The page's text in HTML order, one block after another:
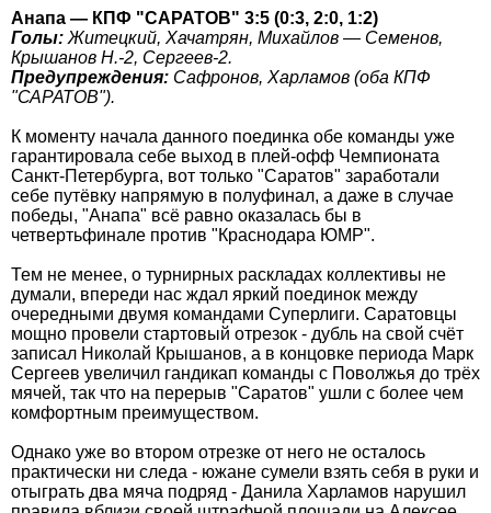
Анапа — КПФ "САРАТОВ" 3:5 (0:3, 2:0, 1:2)
Голы: Житецкий, Хачатрян, Михайлов — Семенов,
Крышанов Н.-2, Сергеев-2.
Предупреждения: Сафронов, Харламов (оба КПФ
"САРАТОВ").
К моменту начала данного поединка обе команды уже
гарантировала себе выход в плей-офф Чемпионата
Санкт-Петербурга, вот только "Саратов" заработали
себе путёвку напрямую в полуфинал, а даже в случае
победы, "Анапа" всё равно оказалась бы в
четвертьфинале против "Краснодара ЮМР".
Тем не менее, о турнирных раскладах коллективы не
думали, впереди нас ждал яркий поединок между
очередными двумя командами Суперлиги. Саратовцы
мощно провели стартовый отрезок - дубль на свой счёт
записал Николай Крышанов, а в концовке периода Марк
Сергеев увеличил гандикап команды с Поволжья до трёх
мячей, так что на перерыв "Саратов" ушли с более чем
комфортным преимуществом.
Однако уже во втором отрезке от него не осталось
практически ни следа - южане сумели взять себя в руки и
отыграть два мяча подряд - Данила Харламов нарушил